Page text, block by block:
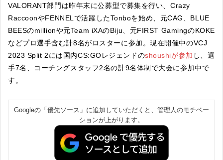
VALORANT部門は昨年末に公募型で募集を行い、Crazy
RaccoonやFENNELで活躍したTonboを始め、元CAG、BLUE
BEESのmillionや元Team iXAのBiju、元FIRST GamingのKOKE
などプロ選手含む計8名がロスターに参加。現在開催中のVCJ
2023 Split 2には国内CS:GOレジェンドのshoushiが参加 し、選
手7名、コーチングスタッフ2名の計9名体制で大会に参加中で
す。
Googleの「優先ソース」に追加していただくと、管理人のモチベー
ションが上がります。